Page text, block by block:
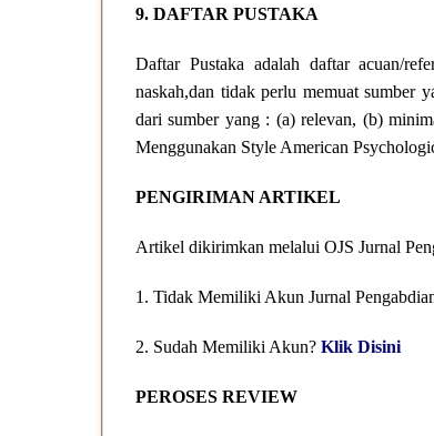
9. DAFTAR PUSTAKA
Daftar Pustaka adalah daftar acuan/
naskah,dan tidak perlu memuat sumber
dari sumber yang : (a) relevan, (b)
Menggunakan Style American
PENGIRIMAN ARTIKEL
Artikel dikirimkan melalui OJS Jurnal
1. Tidak Memiliki Akun Jurnal
2. Sudah Memiliki Akun? Klik Disini
PEROSES REVIEW